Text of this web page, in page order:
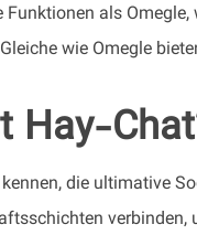
als
wie Omegle
Hay-
die ultimative